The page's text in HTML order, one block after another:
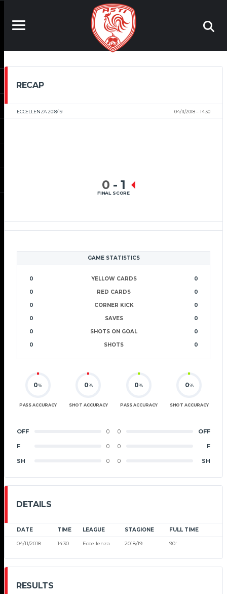
RECAP
ECCELLENZA 2018/19 04/11/2018 14:30
0 - 1
FINAL SCORE
GAME STATISTICS
0 YELLOW CARDS
0
0
RED CARDS
0
0
CORNER KICK
0
0
SAVES
0
0
SHOTS ON GOAL
0
0
SHOTS 0
0%
PASS ACCURACY
0%
SHOT ACCURACY
OFF 0
F 0
SH 0
0%
PASS ACCURACY
0%
SHOT ACCURACY
0 OFF
0 F
0 SH
DETAILS
DATE TIME LEAGUE STAGIONE FULL TIME
04/11/2018 14:30 Eccellenza 2018/19 90'
RESULTS